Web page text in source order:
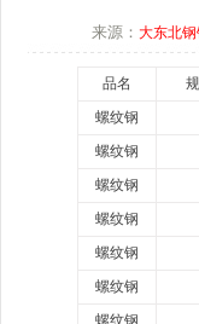
来源： 大东北钢
品名
螺纹钢
螺纹钢
螺纹钢
螺纹钢
螺纹钢
螺纹钢
螺纹钢